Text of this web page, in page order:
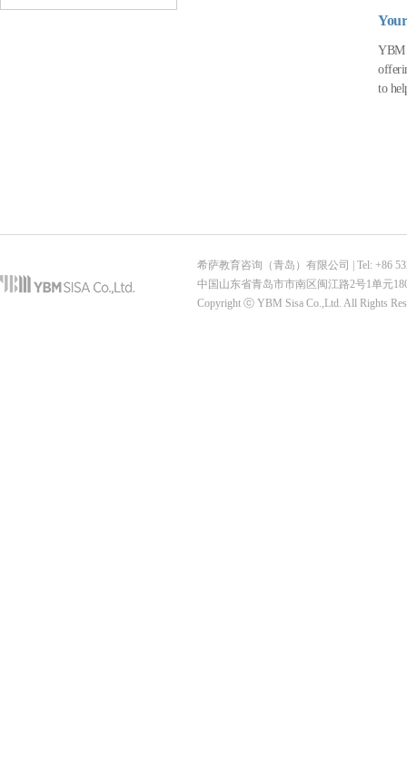
YBM
to
希萨教育咨询（青岛）有限公司 | Tel: +86
中国山东省青岛市市南区闽江路2号1单元
Copyright ⓒ YBM Sisa Co.,Ltd. All Rights